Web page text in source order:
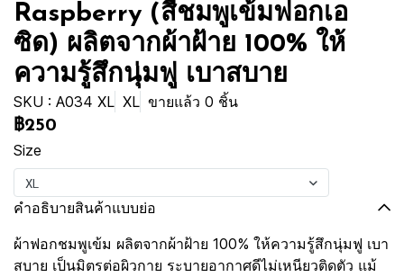
Raspberry (สีชมพูเข้มฟอกเอ
ซิด) ผลิตจากผ้าฝ้าย 100% ให้
ความรู้สึกนุ่มฟู เบาสบาย
SKU : A034 XL XL ขายแล้ว 0 ชิ้น
฿250
Size
XL
คำอธิบายสินค้าแบบย่อ
ผ้าฟอกชมพูเข้ม ผลิตจากผ้าฝ้าย 100% ให้ความรู้สึกนุ่มฟู เบา
สบาย เป็นมิตรต่อผิวกาย ระบายอากาศดีไม่เหนียวติดตัว แม้